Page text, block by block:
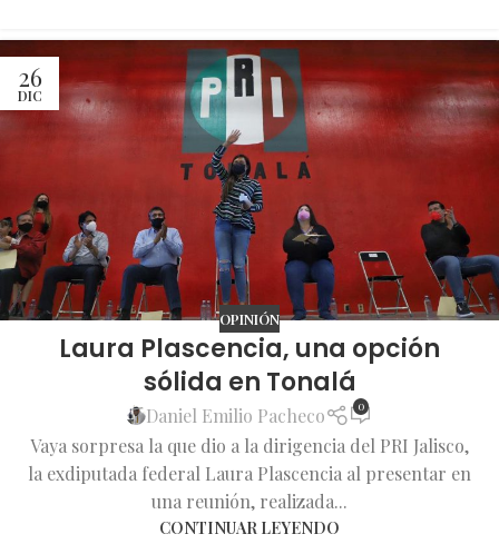
26
DIC
OPINIÓN
Laura Plascencia, una opción
sólida en Tonalá
Daniel Emilio Pacheco 0
Vaya sorpresa la que dio a la dirigencia del PRI Jalisco,
la exdiputada federal Laura Plascencia al presentar en
una reunión, realizada...
CONTINUAR LEYENDO